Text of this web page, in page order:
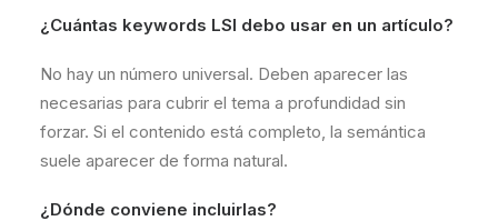
¿Cuántas keywords LSI debo usar en un artículo?
No hay un número universal. Deben aparecer las
necesarias para cubrir el tema a profundidad sin
forzar. Si el contenido está completo, la semántica
suele aparecer de forma natural.
¿Dónde conviene incluirlas?